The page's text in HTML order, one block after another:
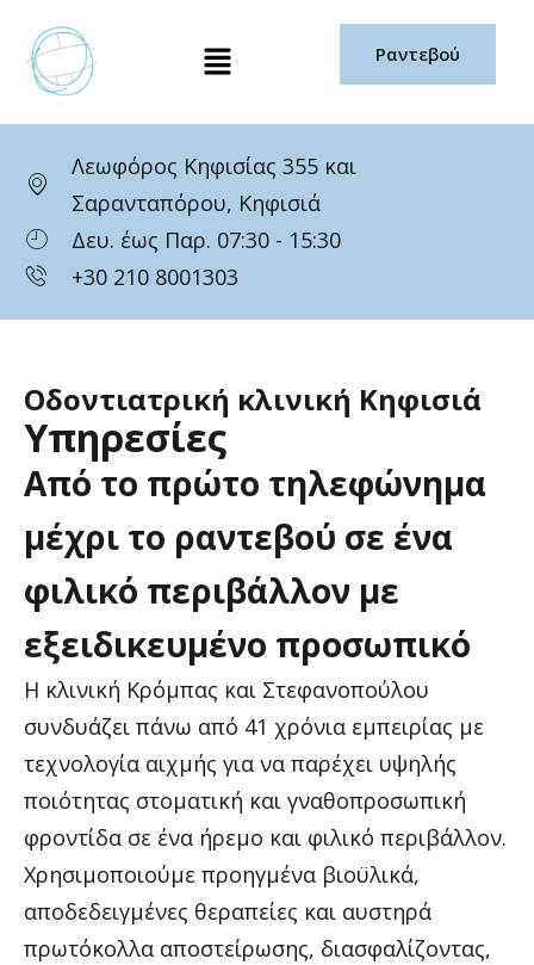
στο
περιεχόμενο
Μενού Ραντεβού
Λεωφόρος Κηφισίας 355 και
Σαρανταπόρου, Κηφισιά
Δευ. έως Παρ. 07:30 - 15:30
+30 210 8001303
Οδοντιατρική κλινική Κηφισιά
Υπηρεσίες
Από το πρώτο τηλεφώνημα
μέχρι το ραντεβού σε ένα
φιλικό περιβάλλον με
εξειδικευμένο προσωπικό
Η κλινική Κρόμπας και Στεφανοπούλου
συνδυάζει πάνω από 41 χρόνια εμπειρίας με
τεχνολογία αιχμής για να παρέχει υψηλής
ποιότητας στοματική και γναθοπροσωπική
φροντίδα σε ένα ήρεμο και φιλικό περιβάλλον.
Χρησιμοποιούμε προηγμένα βιοϋλικά,
αποδεδειγμένες θεραπείες και αυστηρά
πρωτόκολλα αποστείρωσης, διασφαλίζοντας,